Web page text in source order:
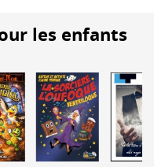
les enfants